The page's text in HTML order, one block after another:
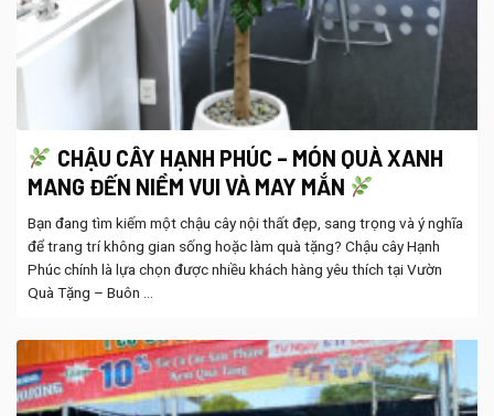
CHẬU CÂY HẠNH PHÚC – MÓN QUÀ XANH
MANG ĐẾN NIỀM VUI VÀ MAY MẮN
Bạn đang tìm kiếm một chậu cây nội thất đẹp, sang trọng và ý nghĩa
để trang trí không gian sống hoặc làm quà tặng? Chậu cây Hạnh
Phúc chính là lựa chọn được nhiều khách hàng yêu thích tại Vườn
Quà Tặng – Buôn ...